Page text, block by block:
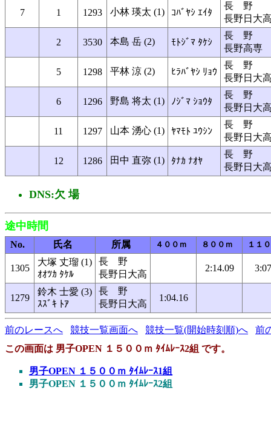
7 1 1293 小林 瑛太 (1) ｺﾊﾞﾔｼ ｴｲﾀ
長 野
長野日大
2 3530 本島 岳 (2) ﾓﾄｼﾞﾏ ﾀｹｼ
長 野
長野高専
5 1298 平林 涼 (2) ﾋﾗﾊﾞﾔｼ ﾘｮｳ
長 野
長野日大
6 1296 野島 将太 (1) ﾉｼﾞﾏ ｼｮｳﾀ
長 野
長野日大
11 1297 山本 湧心 (1) ﾔﾏﾓﾄ ﾕｳｼﾝ
長 野
長野日大
12 1286 田中 直弥 (1) ﾀﾅｶ ﾅｵﾔ
長 野
長野日大
DNS:欠 場
途中時間
No. 氏名 所属 ４００ｍ ８００ｍ １１
1305
大塚 丈瑠 (1)
ｵｵﾂｶ ﾀｹﾙ
長 野
長野日大高
2:14.09
1279
鈴木 士愛 (3)
ｽｽﾞｷ ﾄｱ
長 野
長野日大高
1:04.16
前のレースへ 競技一覧画面へ 競技一覧(開始時刻順)へ
前
この画面は 男子OPEN １５００ｍ ﾀｲﾑﾚｰｽ2組 です。
男子OPEN １５００ｍ ﾀｲﾑﾚｰｽ1組
男子OPEN １５００ｍ ﾀｲﾑﾚｰｽ2組